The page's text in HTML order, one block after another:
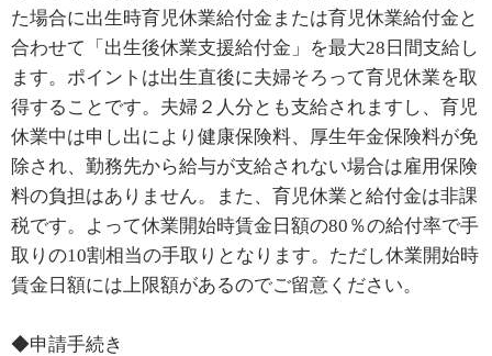
た場合に出生時育児休業給付金または育児休業給付金と
合わせて「出生後休業支援給付金」を最大28日間支給し
ます。ポイントは出生直後に夫婦そろって育児休業を取
得することです。夫婦２人分とも支給されますし、育児
休業中は申し出により健康保険料、厚生年金保険料が免
除され、勤務先から給与が支給されない場合は雇用保険
料の負担はありません。また、育児休業と給付金は非課
税です。よって休業開始時賃金日額の80％の給付率で手
取りの10割相当の手取りとなります。ただし休業開始時
賃金日額には上限額があるのでご留意ください。
◆申請手続き